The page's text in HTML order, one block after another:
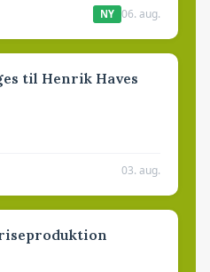
NY 06. aug.
til Henrik Haves
03. aug.